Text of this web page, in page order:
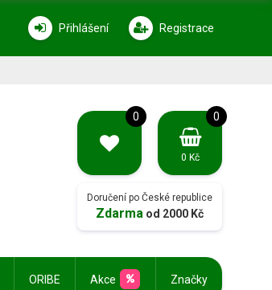
Přihlášení Registrace
0 0
0 Kč
Doručení po České republice
Zdarma od 2000 Kč
ORIBE Akce Značky